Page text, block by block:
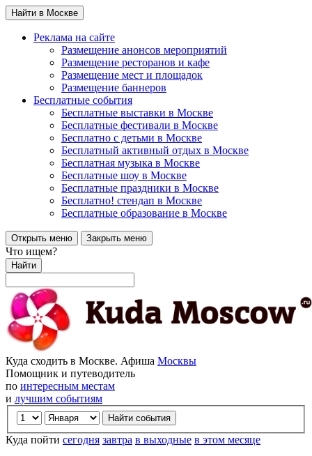
Найти в Москве
Реклама на сайте
Размещение анонсов мероприятий
Размещение ресторанов и кафе
Размещение мест и площадок
Размещение баннеров
Бесплатные события
Бесплатные выставки в Москве
Бесплатные фестивали в Москве
Бесплатно с детьми в Москве
Бесплатный активный отдых в Москве
Бесплатная музыка в Москве
Бесплатные шоу в Москве
Бесплатные праздники в Москве
Бесплатно! стендап в Москве
Бесплатные образование в Москве
Открыть меню Закрыть меню
Что ищем?
Найти
Куда сходить в Москве. Афиша Москвы
Помощник и путеводитель
по интересным местам
и лучшим событиям
Куда пойти сегодня завтра в выходные в этом месяце